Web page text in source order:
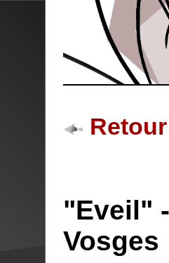
Retour
"Eveil"
Vosges